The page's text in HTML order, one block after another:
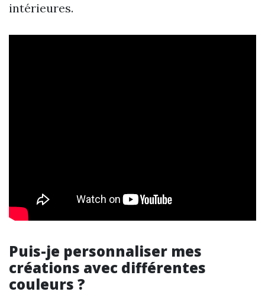
intérieures.
Puis-je personnaliser mes
créations avec différentes
couleurs ?